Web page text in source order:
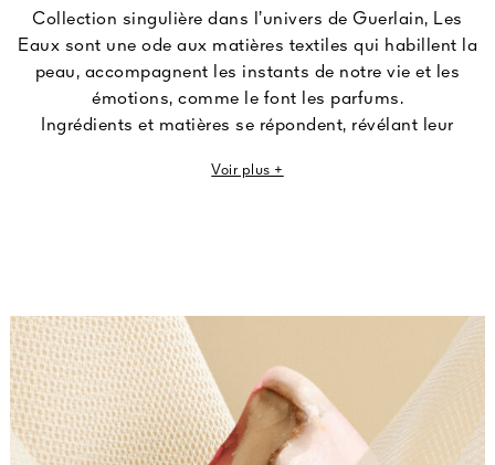
Collection singulière dans l’univers de Guerlain, Les
Eaux sont une ode aux matières textiles qui habillent la
peau, accompagnent les instants de notre vie et les
émotions, comme le font les parfums.
Ingrédients et matières se répondent, révélant leur
raffinées. Des parfums qui transforment les sensations
Voir plus +